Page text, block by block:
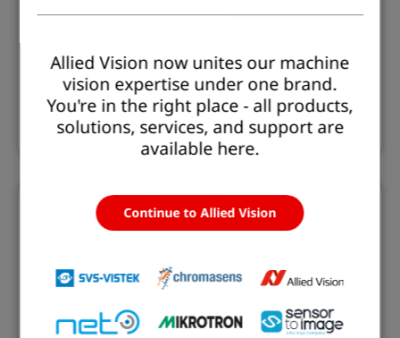
Alvium U
Alvium U - Telecamera industriale USB3 Vision
piccola e potente
Leggi di più
Allied Vision now unites our machine
vision expertise under one brand.
You're in the right place - all products,
solutions, services, and support are
available here.
Continue to Allied Vision